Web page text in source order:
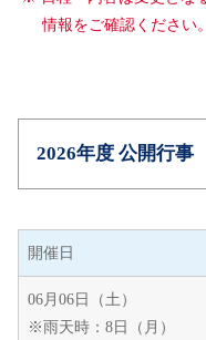
情報をご確認ください。
2026年度 公開行事
開催日
06月06日（土）
※雨天時：8日（月）